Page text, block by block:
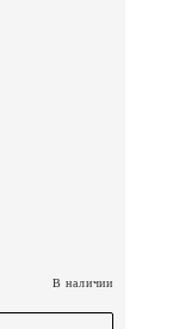
В наличии